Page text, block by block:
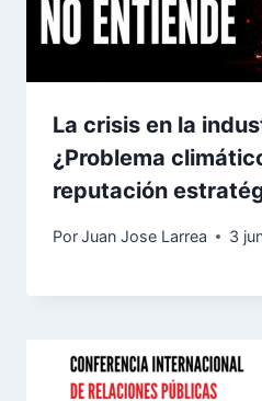
La crisis en la
¿Problema
reputación
PorJuan Jose Larrea 3